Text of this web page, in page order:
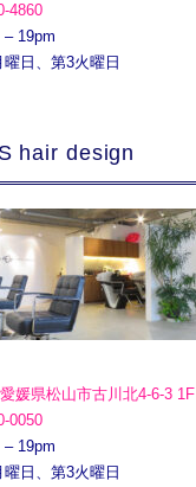
4860
19pm
日、第3火曜日
hair design
媛県松山市古川北4-6-3 1F
0050
19pm
日、第3火曜日